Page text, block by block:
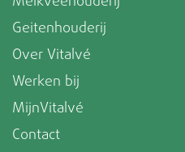
Geitenhouderij
Over Vitalvé
Werken bij
MijnVitalvé
Contact